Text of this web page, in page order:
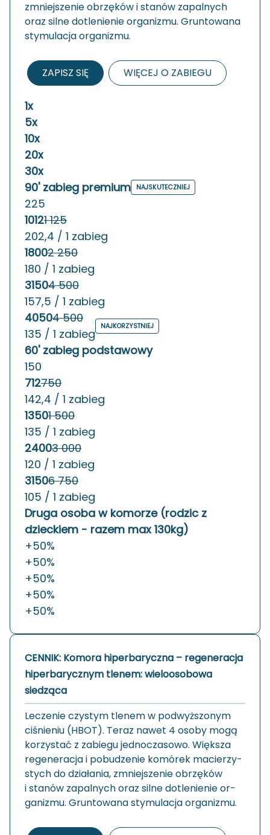
zmniej­sze­nie obrzę­ków i sta­nów za­pal­nych
oraz silne do­tle­nie­nie or­ga­ni­zmu. Grun­to­wa­na
sty­mu­la­cja or­ga­ni­zmu.
ZAPISZ SIĘ WIĘCEJ O ZABIEGU
1x
5x
10x
20x
30x
90' zabieg premium
NAJSKUTECZNIEJ
225
10121 125
202,4 / 1 zabieg
18002 250
180 / 1 zabieg
31504 500
157,5 / 1 zabieg
40504 500
135 / 1 zabieg
NAJKORZYSTNIEJ
60' zabieg podstawowy
150
712750
142,4 / 1 zabieg
13501 500
135 / 1 zabieg
24003 000
120 / 1 zabieg
31506 750
105 / 1 zabieg
Druga osoba w komorze (rodzic z
dzieckiem - razem max 130kg)
+50%
+50%
+50%
+50%
+50%
CENNIK: Komora hiperbaryczna – regeneracja
hiperbarycznym tlenem: wieloosobowa
siedząca
Le­cze­nie czy­stym tle­nem w pod­wyż­szo­nym
ci­śnie­niu (HBOT). Teraz nawet 4 osoby mogą
ko­rzy­stać z za­bie­gu jed­no­cza­so­wo. Więk­sza
re­ge­ne­ra­cja i po­bu­dze­nie ko­mó­rek ma­cie­rzy­
stych do dzia­ła­nia, zmniej­sze­nie obrzę­ków
i sta­nów za­pal­nych oraz silne do­tle­nie­nie or­
ga­ni­zmu. Grun­to­wa­na sty­mu­la­cja or­ga­ni­zmu.